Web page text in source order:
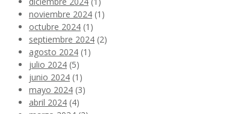
noviembre 2024 (1)
octubre 2024 (1)
septiembre 2024 (2)
agosto 2024 (1)
julio 2024 (5)
junio 2024 (1)
mayo 2024 (3)
abril 2024 (4)